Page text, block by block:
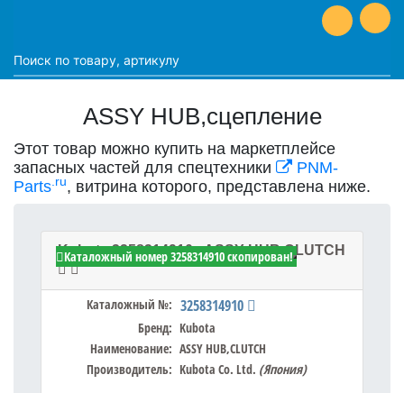
ASSY HUB,сцепление
Этот товар можно купить на маркетплейсе
запасных частей для спецтехники
PNM-
Parts.ru, витрина которого, представлена ниже.
Kubota 3258314910 - ASSY HUB,CLUTCH
Каталожный №: 3258314910
Бренд: Kubota
Наименование: ASSY HUB,CLUTCH
Производитель: Kubota Co. Ltd. (Япония)
Каталожный номер 3258314910 скопирован!